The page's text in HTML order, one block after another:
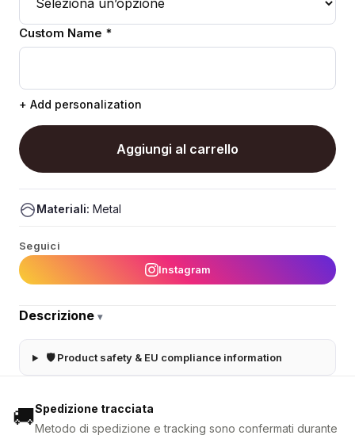
Custom Name *
+ Add personalization
Aggiungi al carrello
Materiali: Metal
Seguici
Instagram
Descrizione ▾
🛡 Product safety & EU compliance information
🚚Spedizione tracciata
Metodo di spedizione e tracking sono confermati durante